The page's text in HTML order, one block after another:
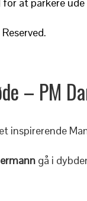
for at parkere
– PM
inspirerende
gå i